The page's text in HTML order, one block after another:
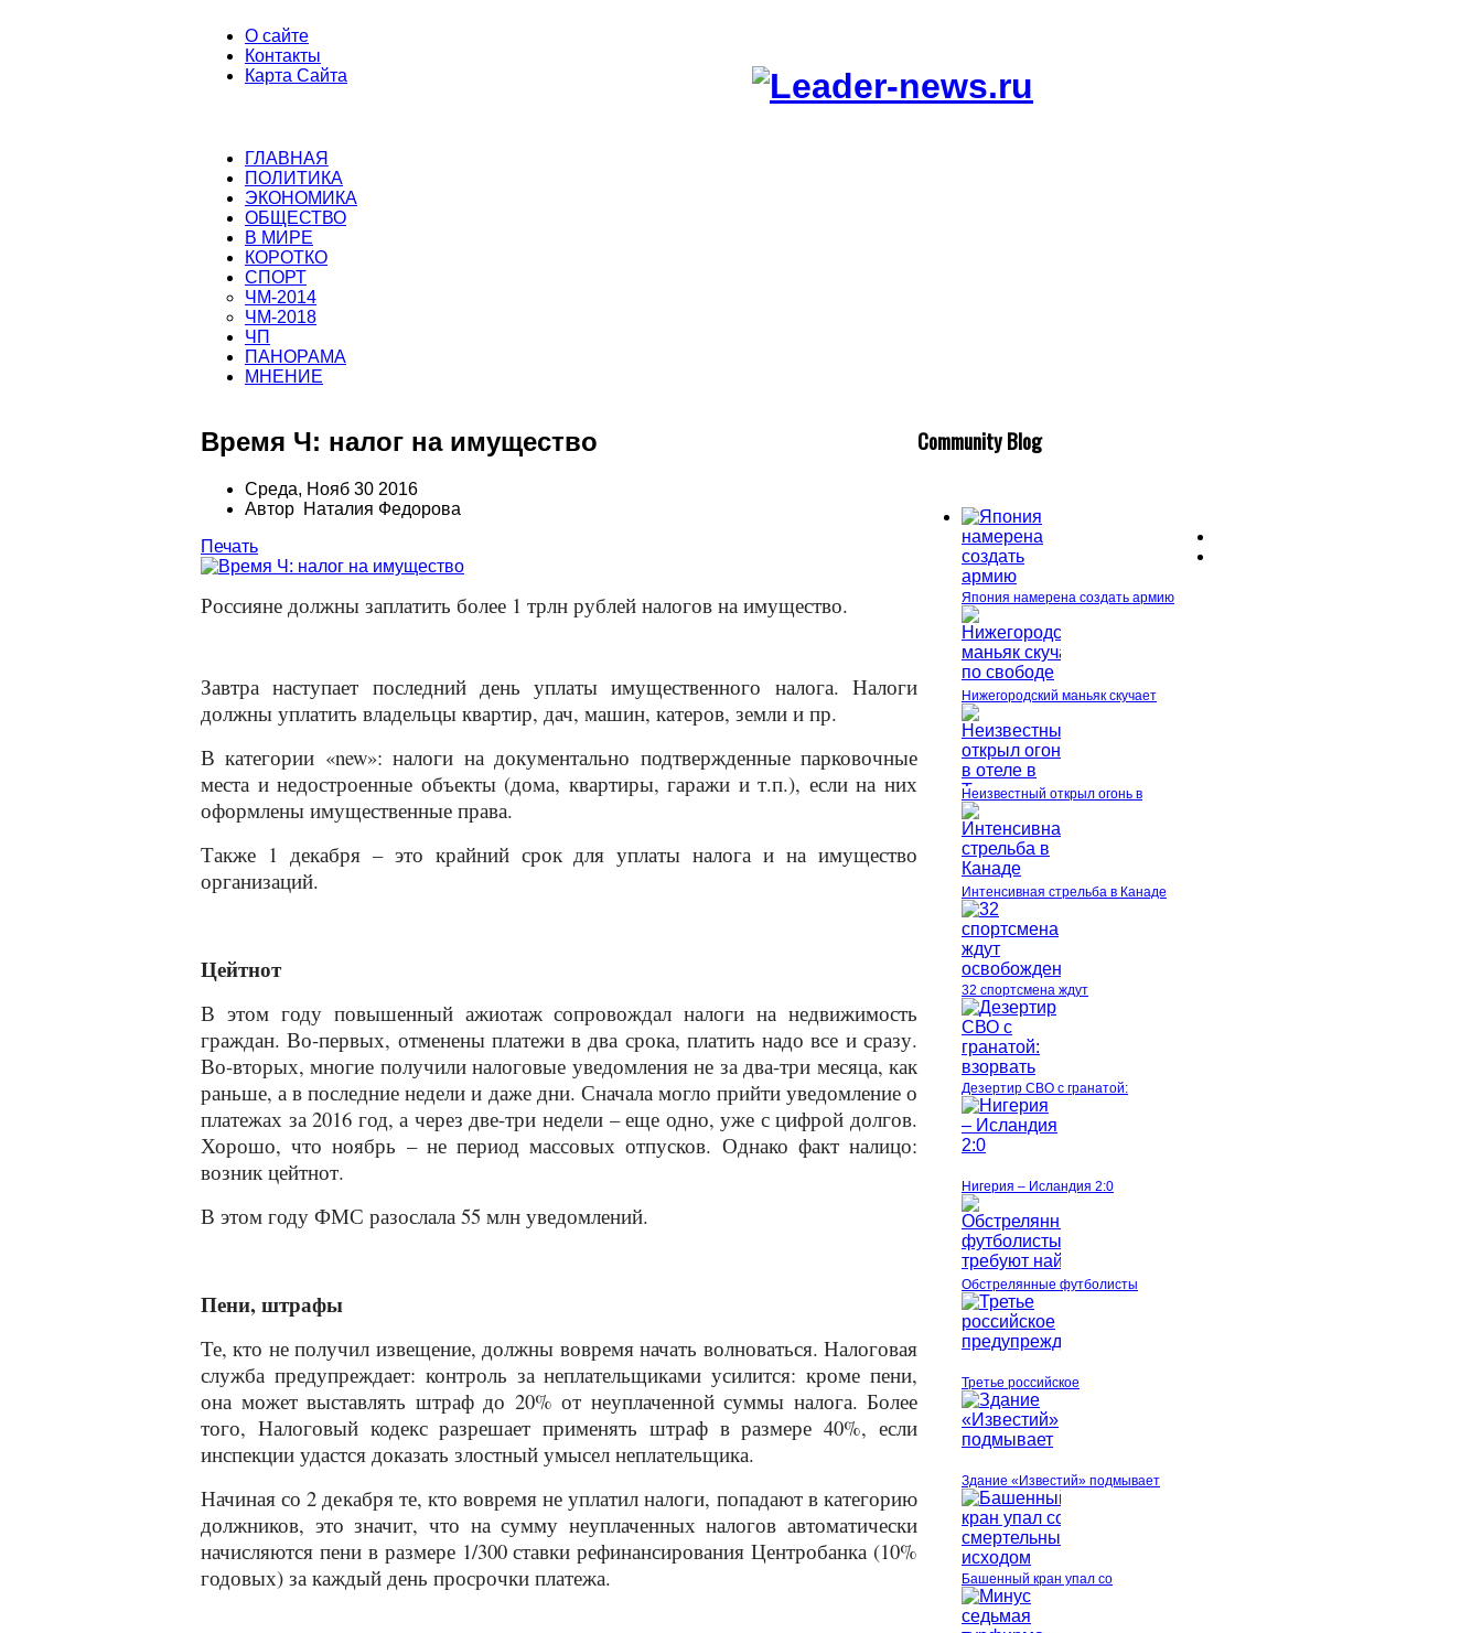
О сайте
Контакты
Карта Сайта
ГЛАВНАЯ
ПОЛИТИКА
ЭКОНОМИКА
ОБЩЕСТВО
В МИРЕ
КОРОТКО
СПОРТ
ЧМ-2014
ЧМ-2018
ЧП
ПАНОРАМА
МНЕНИЕ
Время Ч: налог на имущество
Среда, Нояб 30 2016
Автор Наталия Федорова
Печать
Россияне должны заплатить более 1 трлн рублей налогов на имущество.
Завтра наступает последний день уплаты имущественного налога. Налоги
должны уплатить владельцы квартир, дач, машин, катеров, земли и пр.
В категории «new»: налоги на документально подтвержденные парковочные
места и недостроенные объекты (дома, квартиры, гаражи и т.п.), если на них
оформлены имущественные права.
Также 1 декабря – это крайний срок для уплаты налога и на имущество
организаций.
Цейтнот
В этом году повышенный ажиотаж сопровождал налоги на недвижимость
граждан. Во-первых, отменены платежи в два срока, платить надо все и сразу.
Во-вторых, многие получили налоговые уведомления не за два-три месяца, как
раньше, а в последние недели и даже дни. Сначала могло прийти уведомление о
платежах за 2016 год, а через две-три недели – еще одно, уже с цифрой долгов.
Хорошо, что ноябрь – не период массовых отпусков. Однако факт налицо:
возник цейтнот.
В этом году ФМС разослала 55 млн уведомлений.
Пени, штрафы
Те, кто не получил извещение, должны вовремя начать волноваться. Налоговая
служба предупреждает: контроль за неплательщиками усилится: кроме пени,
она может выставлять штраф до 20% от неуплаченной суммы налога. Более
того, Налоговый кодекс разрешает применять штраф в размере 40%, если
инспекции удастся доказать злостный умысел неплательщика.
Начиная со 2 декабря те, кто вовремя не уплатил налоги, попадают в категорию
должников, это значит, что на сумму неуплаченных налогов автоматически
начисляются пени в размере 1/300 ставки рефинансирования Центробанка (10%
годовых) за каждый день просрочки платежа.
Community Blog
Япония намерена создать армию
Нижегородский маньяк скучает
Неизвестный открыл огонь в
Интенсивная стрельба в Канаде
32 спортсмена ждут
Дезертир СВО с гранатой:
Нигерия – Исландия 2:0
Обстрелянные футболисты
Третье российское
Здание «Известий» подмывает
Башенный кран упал со